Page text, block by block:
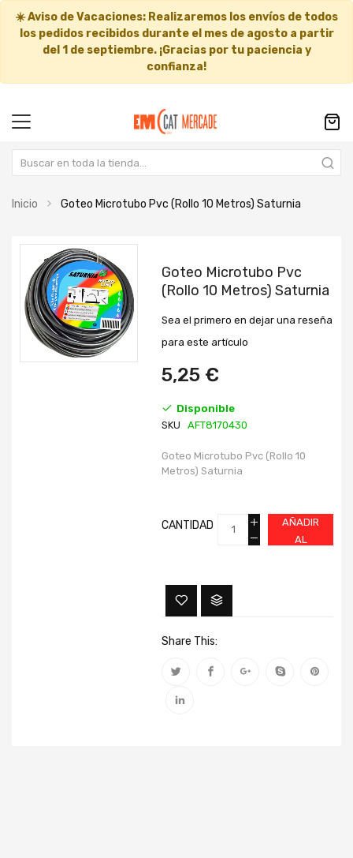
☀️Aviso de Vacaciones: Realizaremos los envíos de todos
los pedidos recibidos durante el mes de agosto a partir
del 1 de septiembre. ¡Gracias por tu paciencia y
confianza!
Inicio Goteo Microtubo Pvc (Rollo 10 Metros) Saturnia
final
de
la
galería
imágenes
comienzo
galería
Goteo Microtubo Pvc
(Rollo 10 Metros) Saturnia
Sea el primero en dejar una reseña
para este artículo
5,25 €
Disponible
SKU
AFT8170430
Goteo Microtubo Pvc (Rollo 10
Metros) Saturnia
CANTIDAD
AÑADIR
AL
Share This: